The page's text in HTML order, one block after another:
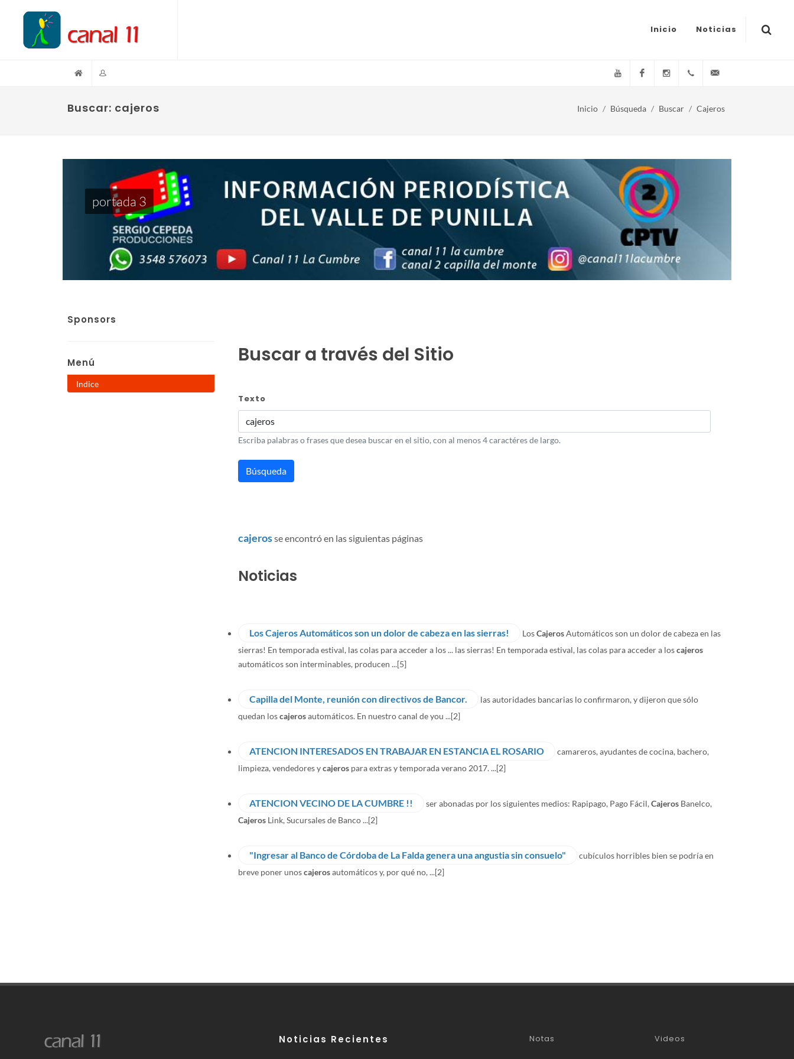
Inicio Noticias
YouTube FacebookInstagram(+54)(9)3548-576073
Buscar: cajeros Inicio Búsqueda Buscar Cajeros
portada 3
Sponsors
Menú
Indice
Buscar a través del Sitio
Texto
Escriba palabras o frases que desea buscar en el sitio, con al menos 4 caractéres de largo.
cajerosse encontró en las siguientas páginas
Noticias
Los Cajeros Automáticos son un dolor de cabeza en las sierras! LosCajerosAutomáticos son un dolor de cabeza en las
sierras! En temporada estival, las colas para acceder a los ... las sierras! En temporada estival, las colas para acceder a loscajeros
automáticos son interminables, producen ...[5]
Capilla del Monte, reunión con directivos de Bancor.
las autoridades bancarias lo confirmaron, y dijeron que sólo
quedan loscajerosautomáticos. En nuestro canal de you ...[2]
ATENCION INTERESADOS EN TRABAJAR EN ESTANCIA EL ROSARIO
camareros, ayudantes de cocina, bachero,
limpieza, vendedores ycajeros para extras y temporada verano 2017. ...[2]
ATENCION VECINO DE LA CUMBRE !! ser abonadas por los siguientes medios: Rapipago, Pago Fácil,Cajeros Banelco,
Cajeros Link, Sucursales de Banco ...[2]
"Ingresar al Banco de Córdoba de La Falda genera una angustia sin consuelo"
cubículos horribles bien se podría en
breve poner unoscajerosautomáticos y, por qué no, ...[2]
Noticias Recientes Notas Videos